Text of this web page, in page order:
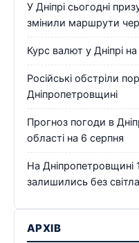
У Дніпрі сьогодні
змінили маршрути
Курс валют у Дніпрі
Російські обстріли
Дніпропетровщині
Прогноз погоди в
області на 6 серпня
На Дніпропетровщині
залишились без
АРХІВ